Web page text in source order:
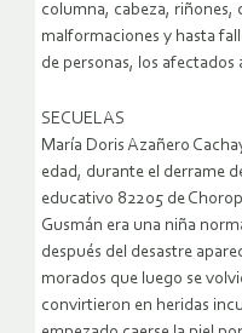
columna, cabeza, riñones,
malformaciones y hasta
de personas, los
SECUELAS
María Doris Azañero
edad, durante el derrame
educativo 82205 de
Gusmán era una niña
después del desastre
morados que luego se
convirtieron en heridas